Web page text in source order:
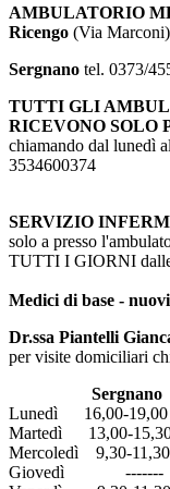
AMBULATORIO
Ricengo (Via
Sergnano tel. 0373/
TUTTI GLI
RICEVONO SOLO
chiamando dal lunedì
3534600374
SERVIZIO
solo a presso
TUTTI I GIORNI
Medici di base -
Dr.ssa Piantelli
per visite domiciliari
Sergnano
Lunedì
Martedì
Mercoledì
Giovedì